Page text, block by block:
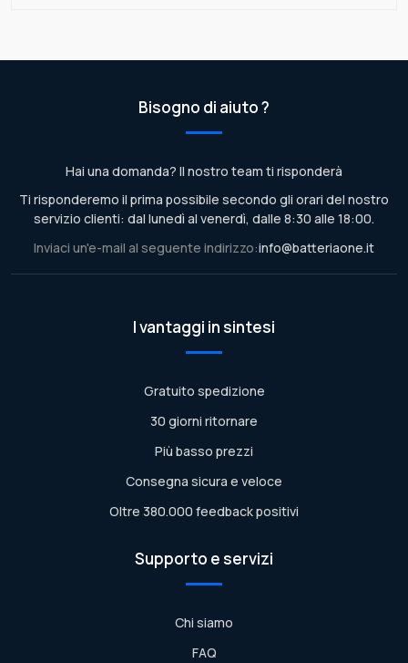
Bisogno di aiuto ?
Hai una domanda? Il nostro team ti risponderà
Ti risponderemo il prima possibile secondo gli orari del nostro
servizio clienti: dal lunedì al venerdì, dalle 8:30 alle 18:00.
Inviaci un'e-mail al seguente indirizzo:info@batteriaone.it
I vantaggi in sintesi
Gratuito spedizione
30 giorni ritornare
Più basso prezzi
Consegna sicura e veloce
Oltre 380.000 feedback positivi
Supporto e servizi
Chi siamo
FAQ